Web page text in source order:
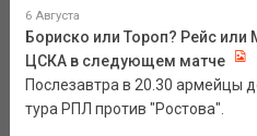
6 Августа
Бориско или Тороп? Рейс или
ЦСКА в следующем матче
Послезавтра в 20.30 армейцы
тура РПЛ против "Ростова".